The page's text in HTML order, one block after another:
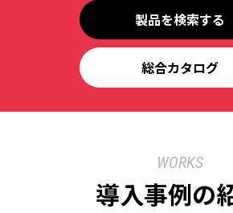
製品を検索する
総合カタログ
WORKS
導入事例の